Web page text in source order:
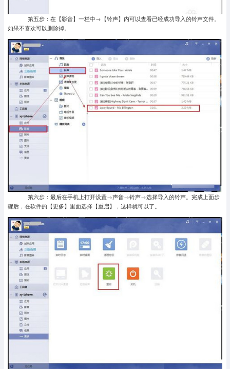
第五步：在【影音】一栏中→【铃声】内可以查看已经成功导入的铃声文件。
如果不喜欢可以删除掉。
第六步：最后在手机上打开设置→声音→铃声→选择导入的铃声。完成上面步
骤后，在软件的【更多】里面选择【重启】，这样就可以了。